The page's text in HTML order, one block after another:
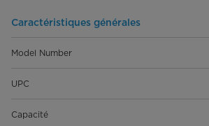
Caractéristiques générales
Model Number
UPC
Capacité